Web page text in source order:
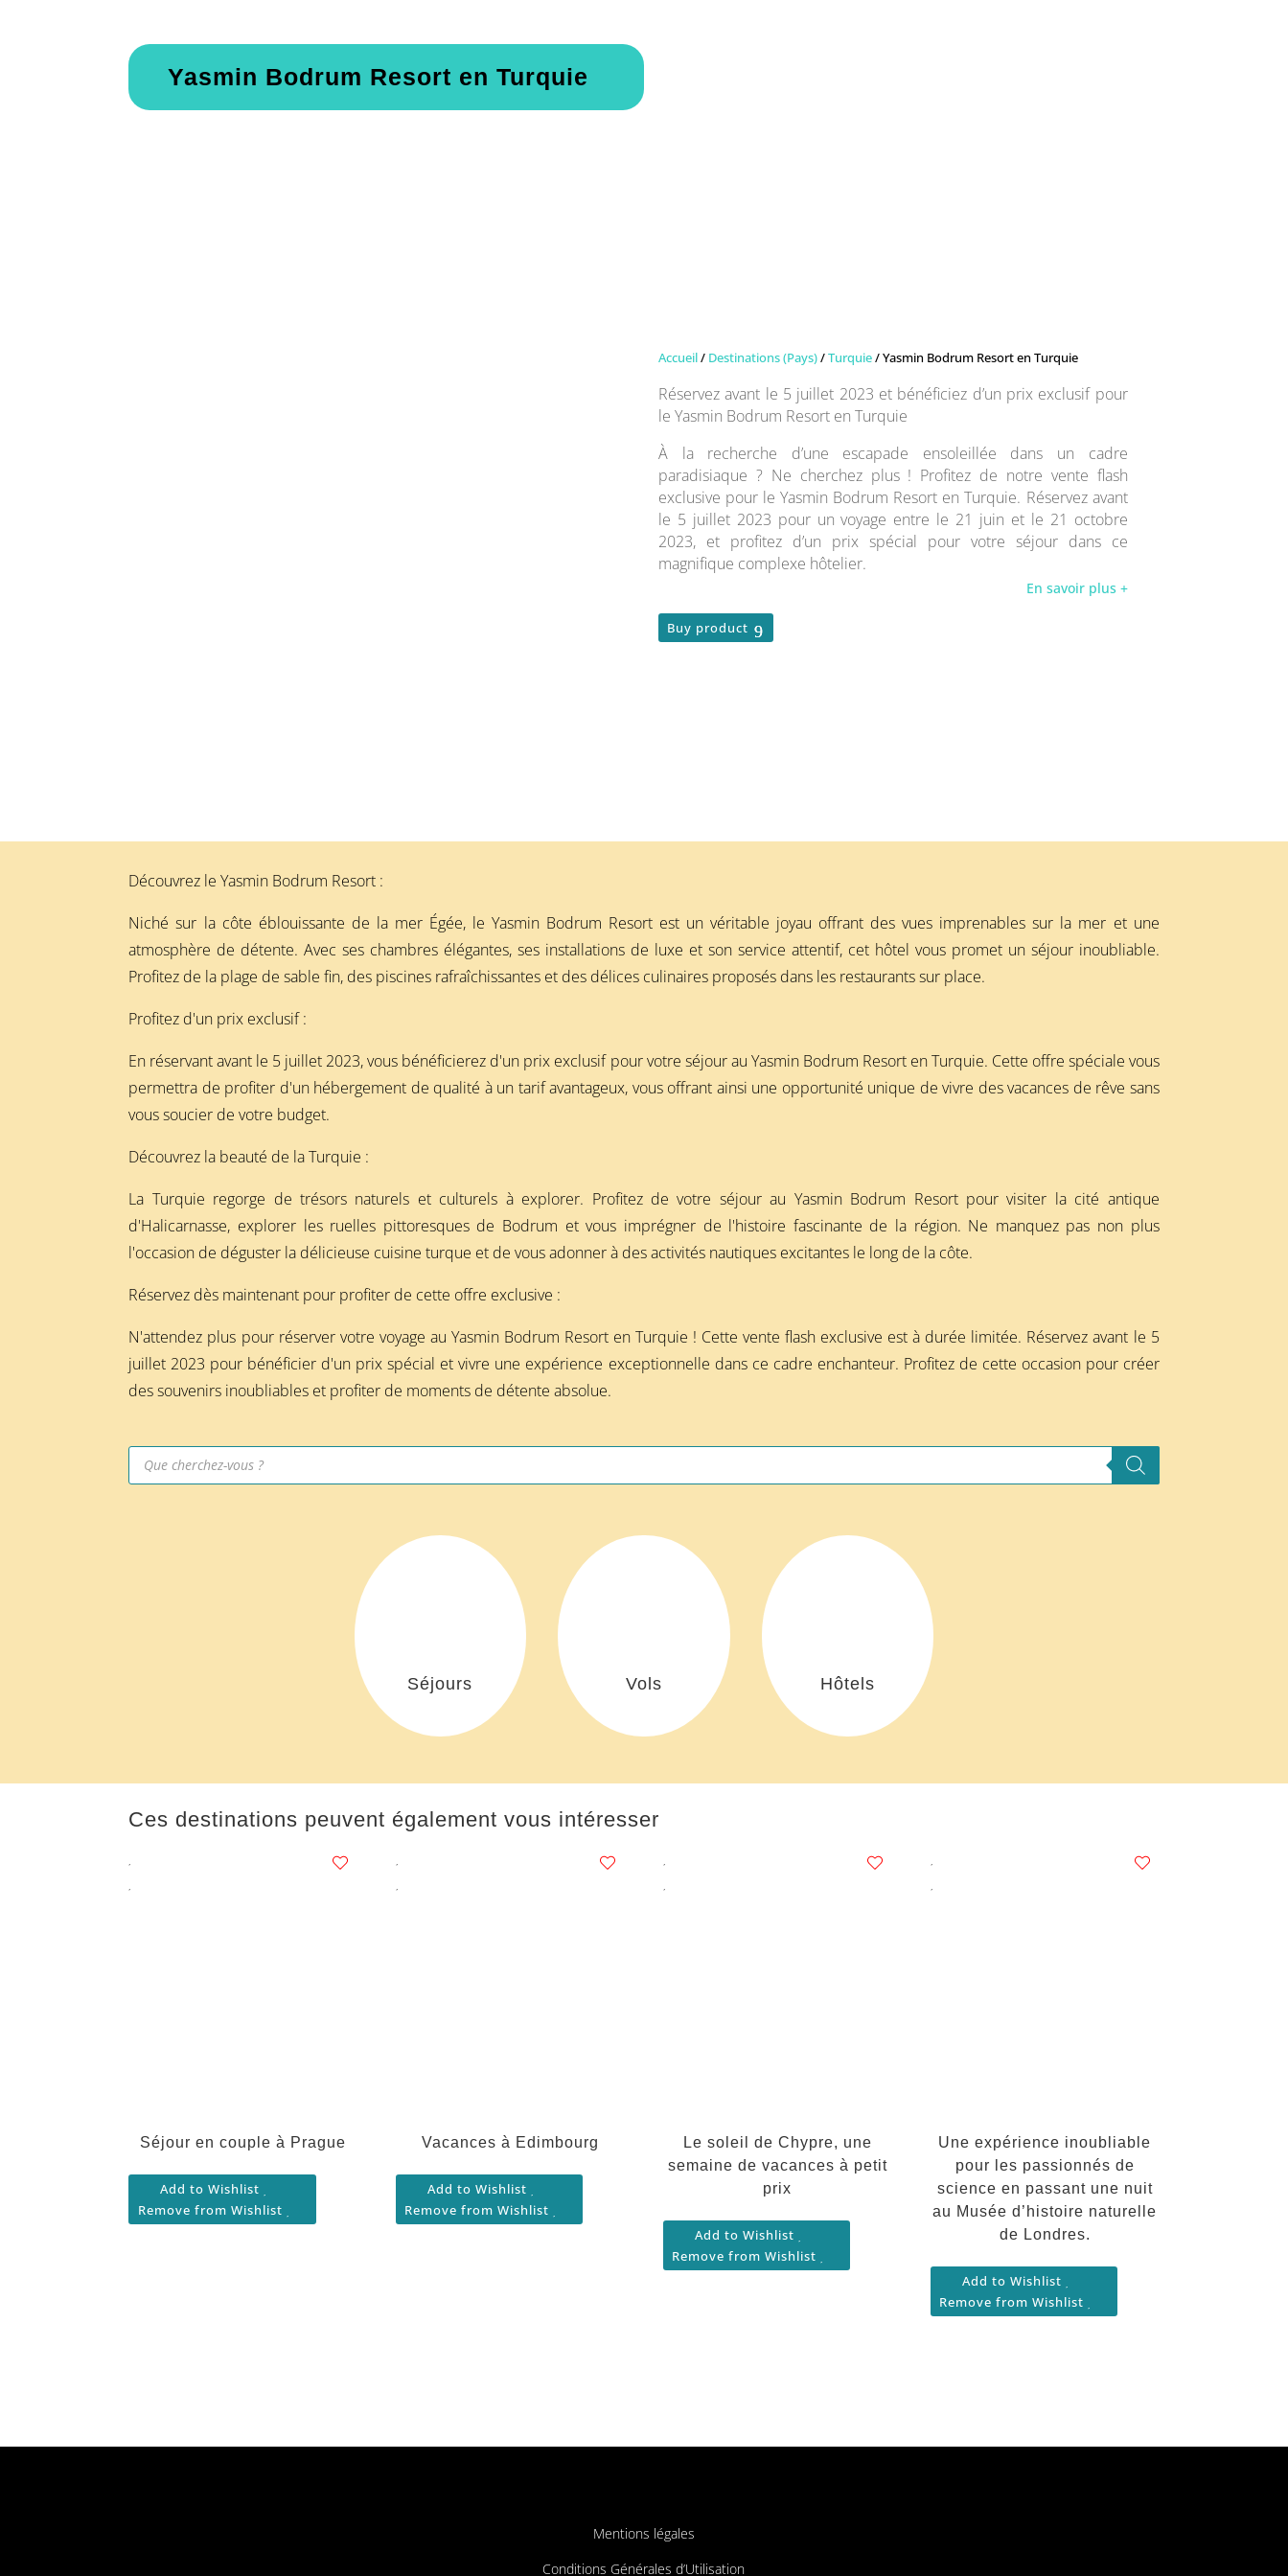
Yasmin Bodrum Resort en Turquie
Accueil/ Destinations (Pays)/Turquie/ Yasmin Bodrum Resort en Turquie
Réservez avant le 5 juillet 2023 et bénéficiez d’un prix exclusif pour
le Yasmin Bodrum Resort en Turquie
À la recherche d’une escapade ensoleillée dans un cadre
paradisiaque ? Ne cherchez plus ! Profitez de notre vente flash
exclusive pour le Yasmin Bodrum Resort en Turquie. Réservez avant
le 5 juillet 2023 pour un voyage entre le 21 juin et le 21 octobre
2023, et profitez d’un prix spécial pour votre séjour dans ce
magnifique complexe hôtelier.
En savoir plus +
Buy product
Découvrez le Yasmin Bodrum Resort :
Niché sur la côte éblouissante de la mer Égée, le Yasmin Bodrum Resort est un véritable joyau offrant des vues imprenables sur la mer et une
atmosphère de détente. Avec ses chambres élégantes, ses installations de luxe et son service attentif, cet hôtel vous promet un séjour inoubliable.
Profitez de la plage de sable fin, des piscines rafraîchissantes et des délices culinaires proposés dans les restaurants sur place.
Profitez d'un prix exclusif :
En réservant avant le 5 juillet 2023, vous bénéficierez d'un prix exclusif pour votre séjour au Yasmin Bodrum Resort en Turquie. Cette offre spéciale vous
permettra de profiter d'un hébergement de qualité à un tarif avantageux, vous offrant ainsi une opportunité unique de vivre des vacances de rêve sans
vous soucier de votre budget.
Découvrez la beauté de la Turquie :
La Turquie regorge de trésors naturels et culturels à explorer. Profitez de votre séjour au Yasmin Bodrum Resort pour visiter la cité antique
d'Halicarnasse, explorer les ruelles pittoresques de Bodrum et vous imprégner de l'histoire fascinante de la région. Ne manquez pas non plus
l'occasion de déguster la délicieuse cuisine turque et de vous adonner à des activités nautiques excitantes le long de la côte.
Réservez dès maintenant pour profiter de cette offre exclusive :
N'attendez plus pour réserver votre voyage au Yasmin Bodrum Resort en Turquie ! Cette vente flash exclusive est à durée limitée. Réservez avant le 5
juillet 2023 pour bénéficier d'un prix spécial et vivre une expérience exceptionnelle dans ce cadre enchanteur. Profitez de cette occasion pour créer
des souvenirs inoubliables et profiter de moments de détente absolue.
Recherche
produits
Séjours Vols Hôtels
Ces destinations peuvent également vous intéresser
Séjour en couple à Prague
Add to Wishlist
Remove from Wishlist
Vacances à Edimbourg
Add to Wishlist
Remove from Wishlist
Le soleil de Chypre, une
semaine de vacances à petit
prix
Add to Wishlist
Remove from Wishlist
Une expérience inoubliable
pour les passionnés de
science en passant une nuit
au Musée d’histoire naturelle
de Londres.
Add to Wishlist
Remove from Wishlist
Mentions légales
Conditions Générales d’Utilisation